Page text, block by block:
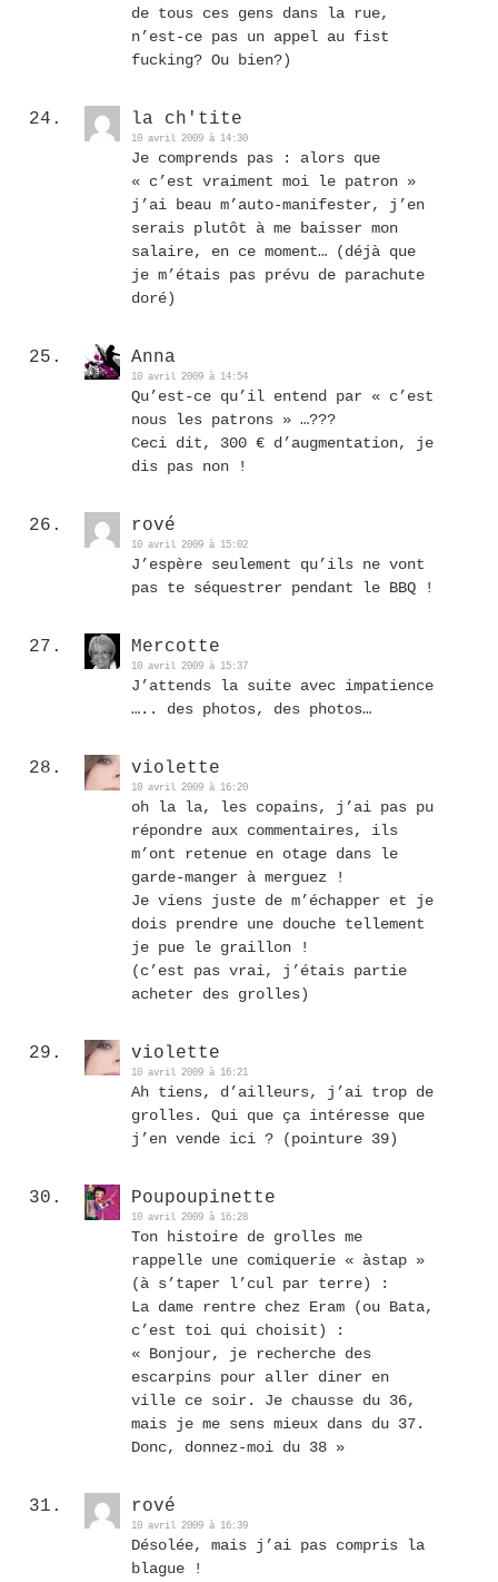
de tous ces gens dans la rue,
n’est-ce pas un appel au fist
fucking? Ou bien?)
la ch'tite
10 avril 2009 à 14:30
Je comprends pas : alors que
« c’est vraiment moi le patron »
j’ai beau m’auto-manifester, j’en
serais plutôt à me baisser mon
salaire, en ce moment… (déjà que
je m’étais pas prévu de parachute
doré)
Anna
10 avril 2009 à 14:54
Qu’est-ce qu’il entend par « c’est
nous les patrons » …???
Ceci dit, 300 € d’augmentation, je
dis pas non !
rové
10 avril 2009 à 15:02
J’espère seulement qu’ils ne vont
pas te séquestrer pendant le BBQ !
Mercotte
10 avril 2009 à 15:37
J’attends la suite avec impatience
….. des photos, des photos…
violette
10 avril 2009 à 16:20
oh la la, les copains, j’ai pas pu
répondre aux commentaires, ils
m’ont retenue en otage dans le
garde-manger à merguez !
Je viens juste de m’échapper et je
dois prendre une douche tellement
je pue le graillon !
(c’est pas vrai, j’étais partie
acheter des grolles)
violette
10 avril 2009 à 16:21
Ah tiens, d’ailleurs, j’ai trop de
grolles. Qui que ça intéresse que
j’en vende ici ? (pointure 39)
Poupoupinette
10 avril 2009 à 16:28
Ton histoire de grolles me
rappelle une comiquerie « àstap »
(à s’taper l’cul par terre) :
La dame rentre chez Eram (ou Bata,
c’est toi qui choisit) :
« Bonjour, je recherche des
escarpins pour aller diner en
ville ce soir. Je chausse du 36,
mais je me sens mieux dans du 37.
Donc, donnez-moi du 38 »
rové
10 avril 2009 à 16:39
Désolée, mais j’ai pas compris la
blague !